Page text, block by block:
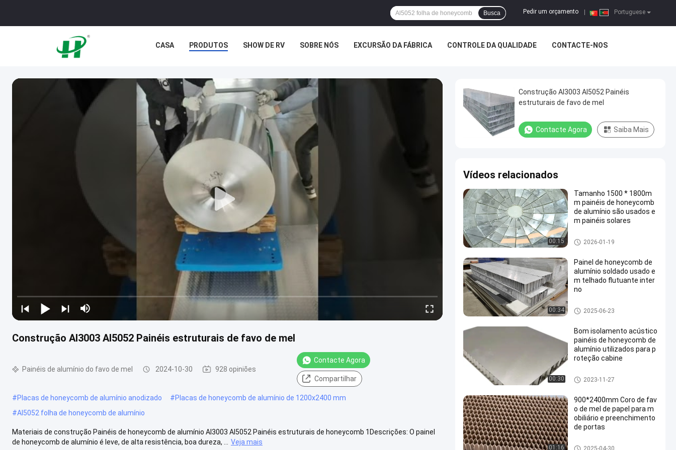
Portuguese
Pedir um orçamento
Busca
CASA PRODUTOS SHOW DE RV SOBRE NÓS EXCURSÃO DA FÁBRICA CONTROLE DA QUALIDADE CONTACTE-NOS
Construção Al3003 Al5052 Painéis estruturais de favo de mel
Painéis de alumínio do favo de mel 2024-10-30 928 opiniões
Contacte Agora
Compartilhar
#Placas de honeycomb de alumínio anodizado #Placas de honeycomb de alumínio de 1200x2400 mm
#Al5052 folha de honeycomb de alumínio
Materiais de construção Painéis de honeycomb de alumínio Al3003 Al5052 Painéis estruturais de honeycomb 1Descrições: O painel
de honeycomb de alumínio é leve, de alta resistência, boa dureza, ...
Veja mais
Construção Al3003 Al5052 Painéis
estruturais de favo de mel
Contacte Agora Saiba Mais
Vídeos relacionados
00:15
Tamanho 1500 * 1800m
m painéis de honeycomb
de alumínio são usados e
m painéis solares
Painéis de alumínio do favo d
e mel
2026-01-19
00:34
Painel de honeycomb de
alumínio soldado usado e
m telhado flutuante inter
no
Produtos de favo de mel
2025-06-23
00:30
Bom isolamento acústico
painéis de honeycomb de
alumínio utilizados para p
roteção cabine
Painéis de alumínio do favo d
e mel
2023-11-27
01:16
900*2400mm Coro de fav
o de mel de papel para m
obiliário e preenchimento
de portas
Núcleo de favo de mel de papel
2025-04-30